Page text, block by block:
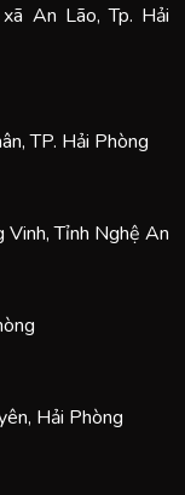
An Lão, Tp. Hải
TP. Hải Phòng
Tỉnh Nghệ An
Hải Phòng